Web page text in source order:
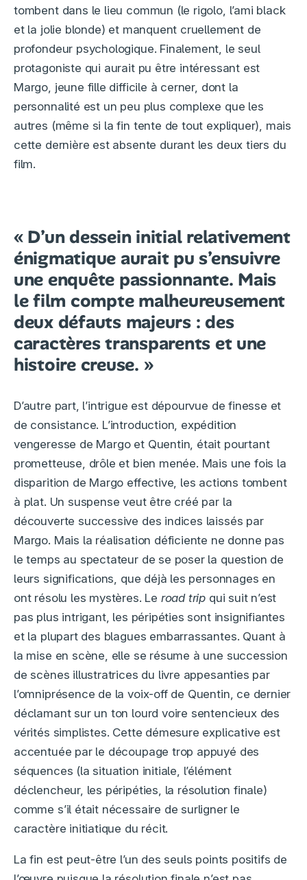
tombent dans le lieu commun (le rigolo, l’ami black
et la jolie blonde) et manquent cruellement de
profondeur psychologique. Finalement, le seul
protagoniste qui aurait pu être intéressant est
Margo, jeune fille difficile à cerner, dont la
personnalité est un peu plus complexe que les
autres (même si la fin tente de tout expliquer), mais
cette dernière est absente durant les deux tiers du
film.
« D’un dessein initial relativement
énigmatique aurait pu s’ensuivre
une enquête passionnante. Mais
le film compte malheureusement
deux défauts majeurs : des
caractères transparents et une
histoire creuse. »
D’autre part, l’intrigue est dépourvue de finesse et
de consistance. L’introduction, expédition
vengeresse de Margo et Quentin, était pourtant
prometteuse, drôle et bien menée. Mais une fois la
disparition de Margo effective, les actions tombent
à plat. Un suspense veut être créé par la
découverte successive des indices laissés par
Margo. Mais la réalisation déficiente ne donne pas
le temps au spectateur de se poser la question de
leurs significations, que déjà les personnages en
ont résolu les mystères. Le road trip qui suit n’est
pas plus intrigant, les péripéties sont insignifiantes
et la plupart des blagues embarrassantes. Quant à
la mise en scène, elle se résume à une succession
de scènes illustratrices du livre appesanties par
l’omniprésence de la voix-off de Quentin, ce dernier
déclamant sur un ton lourd voire sentencieux des
vérités simplistes. Cette démesure explicative est
accentuée par le découpage trop appuyé des
séquences (la situation initiale, l’élément
déclencheur, les péripéties, la résolution finale)
comme s’il était nécessaire de surligner le
caractère initiatique du récit.
La fin est peut-être l’un des seuls points positifs de